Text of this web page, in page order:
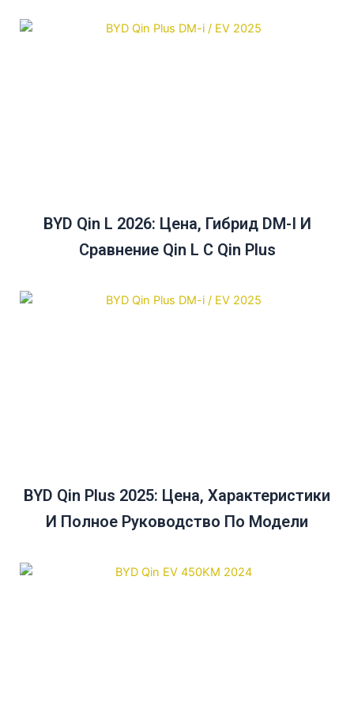
BYD Qin L 2026: Цена, Гибрид DM-I И
Сравнение Qin L С Qin Plus
BYD Qin Plus 2025: Цена, Характеристики
И Полное Руководство По Модели